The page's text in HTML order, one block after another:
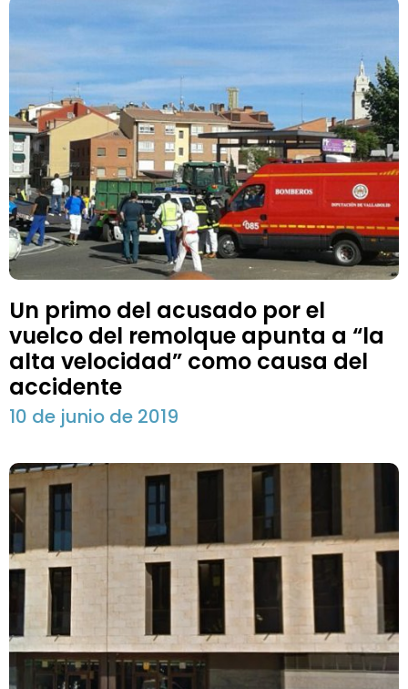
Un primo del acusado por el
vuelco del remolque apunta a “la
alta velocidad” como causa del
accidente
10 de junio de 2019